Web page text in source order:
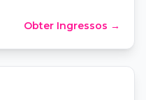
Obter Ingressos →
à Hans Zimmer